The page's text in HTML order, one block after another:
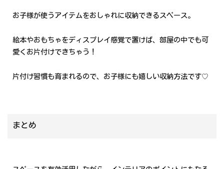
お子様が使うアイテムをおしゃれに収納できるスペース。
絵本やおもちゃをディスプレイ感覚で置けば、部屋の中でも可
愛くお片付けできちゃう！
片付け習慣も育まれるので、お子様にも嬉しい収納方法です♡
まとめ